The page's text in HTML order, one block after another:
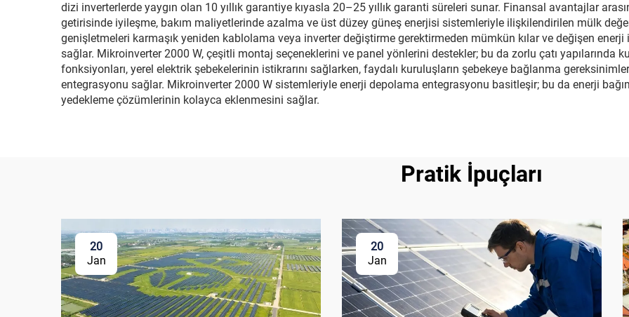
dizi inverterlerde yaygın olan 10 yıllık garantiye kıyasla 20–25 yıllık garanti süreleri sunar. Finansal avantajlar
getirisinde iyileşme, bakım maliyetlerinde azalma ve üst düzey güneş enerjisi sistemleriyle ilişkilendirilen mülk
genişletmeleri karmaşık yeniden kablolama veya inverter değiştirme gerektirmeden mümkün kılar ve değişen
sağlar. Mikroinverter 2000 W, çeşitli montaj seçeneklerini ve panel yönlerini destekler; bu da zorlu çatı yapılarında
fonksiyonları, yerel elektrik şebekelerinin istikrarını sağlarken, faydalı kuruluşların şebekeye bağlanma
entegrasyonu sağlar. Mikroinverter 2000 W sistemleriyle enerji depolama entegrasyonu basitleşir; bu da enerji
yedekleme çözümlerinin kolayca eklenmesini sağlar.
Pratik İpuçları
20
Jan
20
Jan